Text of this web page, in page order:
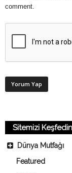
comment.
Sitemizi
Dünya Mutfağı
Featured